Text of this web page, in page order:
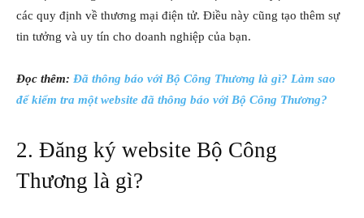
các quy định về thương mại điện tử. Điều này cũng tạo thêm sự
tin tưởng và uy tín cho doanh nghiệp của bạn.
Đọc thêm: Đã thông báo với Bộ Công Thương là gì? Làm sao
để kiểm tra một website đã thông báo với Bộ Công Thương?
2. Đăng ký website Bộ Công
Thương là gì?